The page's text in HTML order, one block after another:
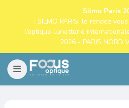
Silmo Paris
: SILMO PARIS, le rendez-
l’optique-lunetterie
2026 - PARIS NORD